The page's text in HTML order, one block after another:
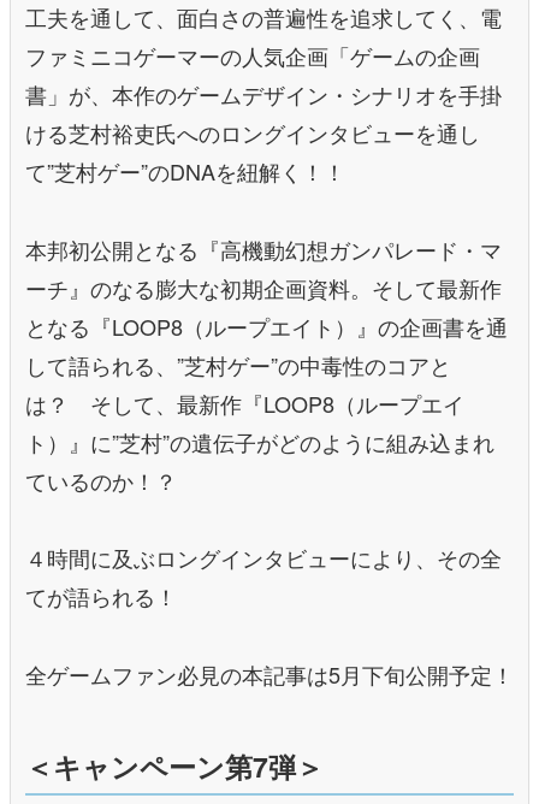
工夫を通して、面白さの普遍性を追求してく、電
ファミニコゲーマーの人気企画「ゲームの企画
書」が、本作のゲームデザイン・シナリオを手掛
ける芝村裕吏氏へのロングインタビューを通し
て”芝村ゲー”のDNAを紐解く！！
本邦初公開となる『高機動幻想ガンパレード・マ
ーチ』のなる膨大な初期企画資料。そして最新作
となる『LOOP8（ループエイト）』の企画書を通
して語られる、”芝村ゲー”の中毒性のコアと
は？ そして、最新作『LOOP8（ループエイ
ト）』に”芝村”の遺伝子がどのように組み込まれ
ているのか！？
４時間に及ぶロングインタビューにより、その全
てが語られる！
全ゲームファン必見の本記事は5月下旬公開予定！
＜キャンペーン第7弾＞